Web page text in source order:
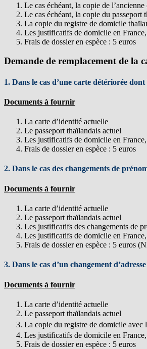
Le cas échéant, la copie de l’ancienne
Le cas échéant, la copie du
La copie du registre de domicile
Les justificatifs de domicile en
Frais de dossier en espèce : 5 euros
Demande de remplacement de la
1. Dans le cas d’une carte détériorée dont
Documents à fournir
La carte d’identité actuelle
Le passeport thaïlandais actuel
Les justificatifs de domicile en
Frais de dossier en espèce : 5 euros
2. Dans le cas des changements de
Documents à fournir
La carte d’identité actuelle
Le passeport thaïlandais actuel
Les justificatifs des changements de
Les justificatifs de domicile en
Frais de dossier en espèce : 5 euros
3. Dans le cas d’un changement
Documents à fournir
La carte d’identité actuelle
Le passeport thaïlandais actuel
La copie du registre de domicile avec
Les justificatifs de domicile en
Frais de dossier en espèce : 5 euros